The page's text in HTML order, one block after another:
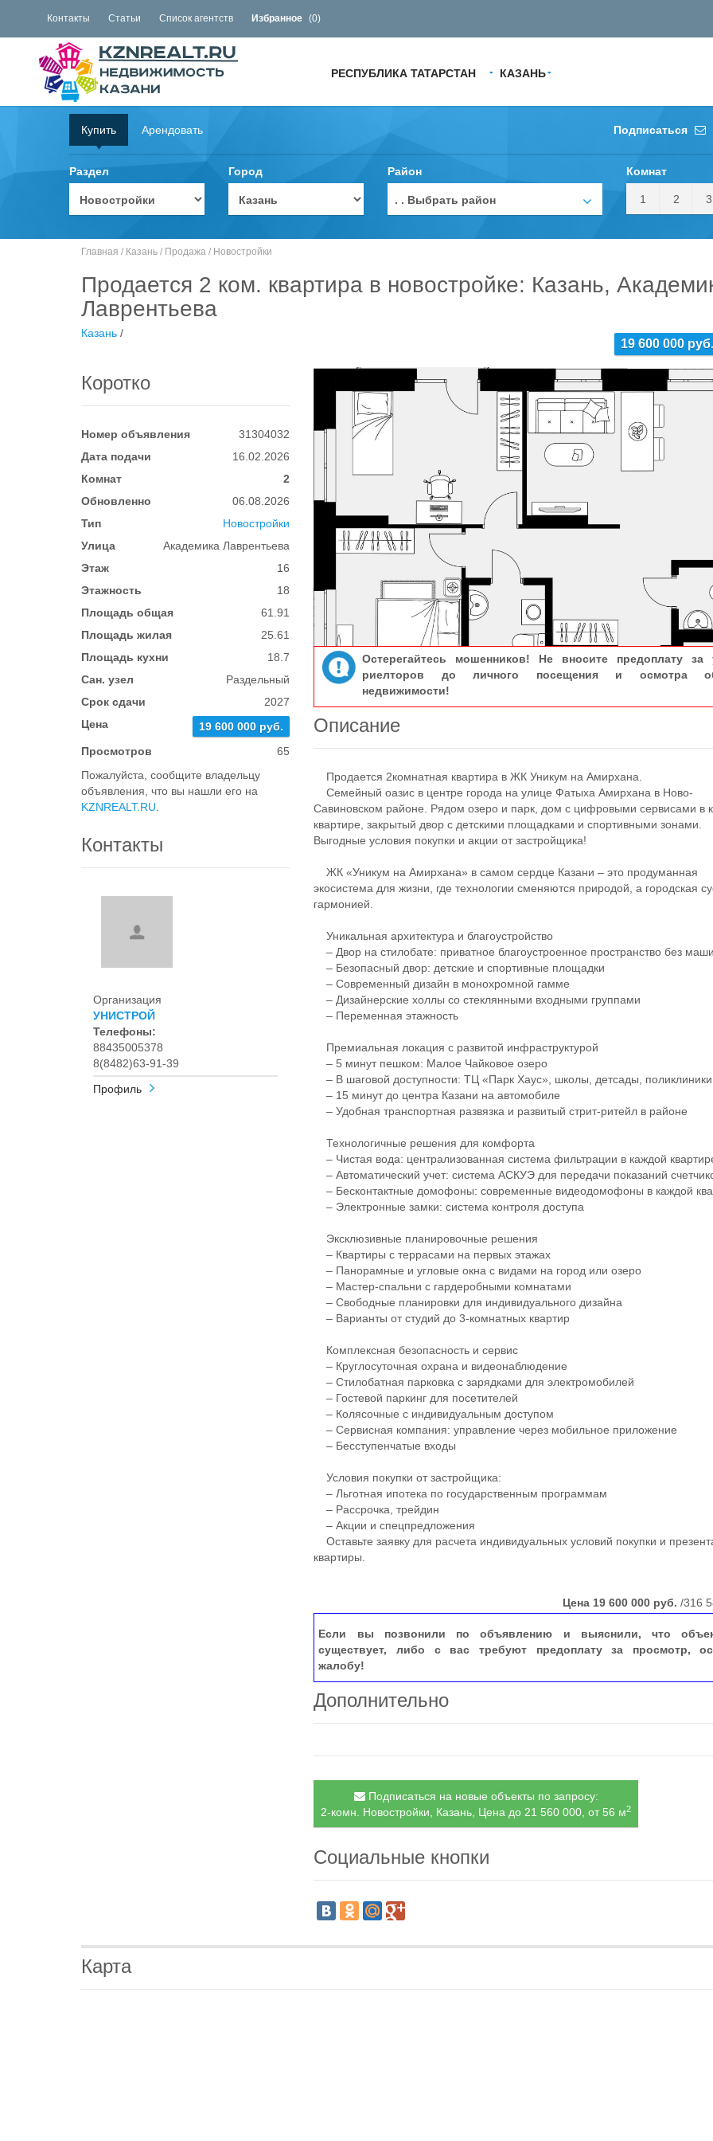
Контакты Статьи Список агентств Избранное (0)
РЕСПУБЛИКА ТАТАРСТАН КАЗАНЬ
Купить Арендовать Подписаться
Раздел Город Район
. . Выбрать район
Комнат
1 2 3
Главная / Казань / Продажа / Новостройки
Продается 2 ком. квартира в новостройке: Казань,
Лаврентьева
19 600 000 руб.
Казань /
Коротко
Номер объявления
31304032
Дата подачи
16.02.2026
Комнат
2
Обновленно
06.08.2026
Тип
Новостройки
Улица
Академика Лаврентьева
Этаж
16
Этажность
18
Площадь общая
61.91
Площадь жилая
25.61
Площадь кухни
18.7
Сан. узел
Раздельный
Срок сдачи
2027
Цена
19 600 000 руб.
Просмотров
65
Пожалуйста, сообщите владельцу
объявления, что вы нашли его на
KZNREALT.RU
Контакты
Организация
УНИСТРОЙ
Телефоны:
88435005378
8(8482)63-91-39
Профиль
Остерегайтесь мошенников! Не вносите предоплату за
риелторов до личного посещения и осмотра
недвижимости!
Описание
Продается 2комнатная квартира в ЖК Уникум на Амирхана.
Семейный оазис в центре города на улице Фатыха Амирхана в Ново-
Савиновском районе. Рядом озеро и парк, дом с цифровыми сервисами в
квартире, закрытый двор с детскими площадками и спортивными зонами.
Выгодные условия покупки и акции от застройщика!
ЖК «Уникум на Амирхана» в самом сердце Казани – это продуманная
экосистема для жизни, где технологии сменяются природой, а городская
гармонией.
Уникальная архитектура и благоустройство
– Двор на стилобате: приватное благоустроенное пространство без
– Безопасный двор: детские и спортивные площадки
– Современный дизайн в монохромной гамме
– Дизайнерские холлы со стеклянными входными группами
– Переменная этажность
Премиальная локация с развитой инфраструктурой
– 5 минут пешком: Малое Чайковое озеро
– В шаговой доступности: ТЦ «Парк Хаус», школы, детсады, поликлиники
– 15 минут до центра Казани на автомобиле
– Удобная транспортная развязка и развитый стрит-ритейл в районе
Технологичные решения для комфорта
– Чистая вода: централизованная система фильтрации в каждой
– Автоматический учет: система АСКУЭ для передачи показаний
– Бесконтактные домофоны: современные видеодомофоны в каждой
– Электронные замки: система контроля доступа
Эксклюзивные планировочные решения
– Квартиры с террасами на первых этажах
– Панорамные и угловые окна с видами на город или озеро
– Мастер-спальни с гардеробными комнатами
– Свободные планировки для индивидуального дизайна
– Варианты от студий до 3-комнатных квартир
Комплексная безопасность и сервис
– Круглосуточная охрана и видеонаблюдение
– Стилобатная парковка с зарядками для электромобилей
– Гостевой паркинг для посетителей
– Колясочные с индивидуальным доступом
– Сервисная компания: управление через мобильное приложение
– Бесступенчатые входы
Условия покупки от застройщика:
– Льготная ипотека по государственным программам
– Рассрочка, трейдин
– Акции и спецпредложения
Оставьте заявку для расчета индивидуальных условий покупки и
квартиры.
Цена 19 600 000 руб. /316
Если вы позвонили по объявлению и выяснили, что
существует, либо с вас требуют предоплату за просмотр,
жалобу!
Дополнительно
Подписаться на новые объекты по запросу:
2-комн. Новостройки, Казань, Цена до 21 560 000, от 56 м2
Социальные кнопки
Карта